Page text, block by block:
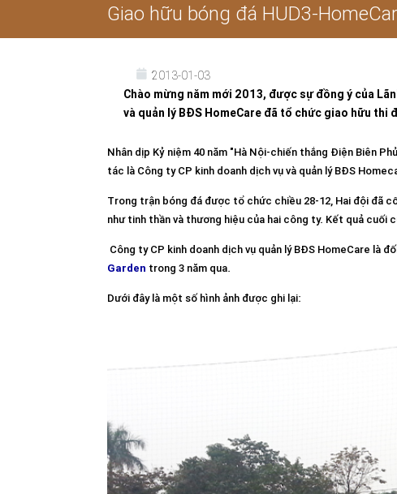
Giao hữu bóng đá HUD3-
2013-01-03
Chào mừng năm mới 2013, được sự đồng ý của
và quản lý BĐS HomeCare đã tổ chức giao hữu thi
Nhân dịp Kỷ niệm 40 năm "Hà Nội-chiến thắng Điện Biên
tác là Công ty CP kinh doanh dịch vụ và quản lý BĐS
Trong trận bóng đá được tổ chức chiều 28-12, Hai đội đã
như tinh thần và thương hiệu của hai công ty. Kết quả cuối
Công ty CP kinh doanh dịch vụ quản lý BĐS HomeCare là
Garden trong 3 năm qua.
Dưới đây là một số hình ảnh được ghi lại: